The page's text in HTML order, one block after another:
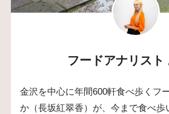
フードアナリスト
金沢を中心に年間600軒食べ歩くフ
か（長坂紅翠香）が、今まで食べ歩